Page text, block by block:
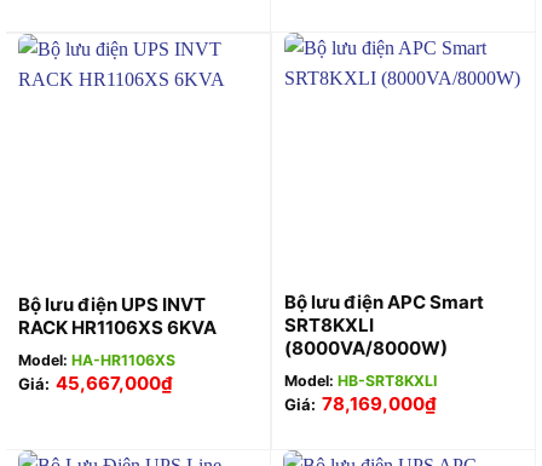
Bộ lưu điện UPS INVT
RACK HR1106XS 6KVA
Model: HA-HR1106XS
Giá: 45,667,000₫
Bộ lưu điện APC Smart
SRT8KXLI
(8000VA/8000W)
Model: HB-SRT8KXLI
Giá: 78,169,000₫